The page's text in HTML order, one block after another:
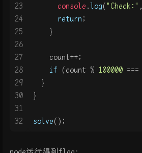
23
24
25
26
27
28
29
30
31
32
console .log("Check:"
return;
    }
    count++;
if (count % 100000 ===
  }
}
solve();